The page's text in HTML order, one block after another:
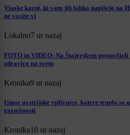
Visoke kazni, ki vam jih lahko napišejo na
ne vozite vi
Lokalno7 ur nazaj
FOTO in VIDEO: Na Štajerskem
zdravico na svetu
Kronika9 ur nazaj
Umor avstrijske vplivnice, katere truplo so
razsežnosti
Kronika10 ur nazaj